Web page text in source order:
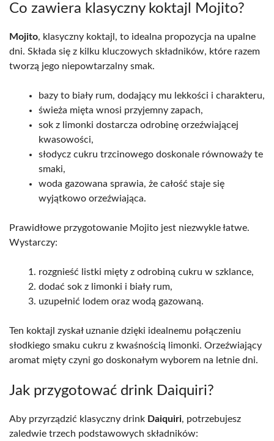
Co zawiera klasyczny koktajl Mojito?
Mojito, klasyczny koktajl, to idealna propozycja na upalne
dni. Składa się z kilku kluczowych składników, które razem
tworzą jego niepowtarzalny smak.
bazy to biały rum, dodający mu lekkości i charakteru,
świeża mięta wnosi przyjemny zapach,
sok z limonki dostarcza odrobinę orzeźwiającej
kwasowości,
słodycz cukru trzcinowego doskonale równoważy te
smaki,
woda gazowana sprawia, że całość staje się
wyjątkowo orzeźwiająca.
Prawidłowe przygotowanie Mojito jest niezwykle łatwe.
Wystarczy:
rozgnieść listki mięty z odrobiną cukru w szklance,
dodać sok z limonki i biały rum,
uzupełnić lodem oraz wodą gazowaną.
Ten koktajl zyskał uznanie dzięki idealnemu połączeniu
słodkiego smaku cukru z kwaśnością limonki. Orzeźwiający
aromat mięty czyni go doskonałym wyborem na letnie dni.
Jak przygotować drink Daiquiri?
Aby przyrządzić klasyczny drink Daiquiri, potrzebujesz
zaledwie trzech podstawowych składników: